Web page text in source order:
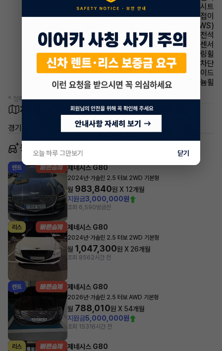
시트 가죽시트
사이드미러 전동접이
주행안전 차선이탈경보(LDWS)
에어백 운전석
주차보조 후방감지센서
스티어링휠 가죽스티어링휠
윈드실드(앞유리) 자외선 차단
에어백 사이드
휠타이어 알루미늄휠
* 정확한 정보는 판매자와 반드시 확인하시기 바랍니다.
차량 위치
경기 김포시 양촌읍 양곡리
동일 차종 이어카
렌트 제네시스 G80
2024년·가솔린 2.5 터보 2WD 기본형
월 983,840원 X 12개월
지원금3,000,000원
조회 6,590방금전
리스 제네시스 G80
2024년·가솔린 2.5 터보 2WD 기본형
월 1,047,300원 X 26개월
조회 8562시간 전
렌트 제네시스 G80
2026년·가솔린 2.5 터보 AWD 기본형
월 788,010원 X 54개월
지원금5,000,000원
조회 15316시간 전
리스 제네시스 G80
오늘 하루 그만보기 닫기